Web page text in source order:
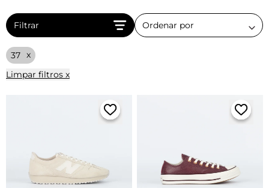
Filtrar
37
Limpar filtros x